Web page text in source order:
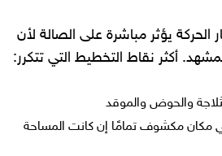
يؤثر مباشرة على الصالة لأن
أكثر نقاط التخطيط التي تتكرر:
والحوض والموقد
مكشوف تمامًا إن كانت المساحة